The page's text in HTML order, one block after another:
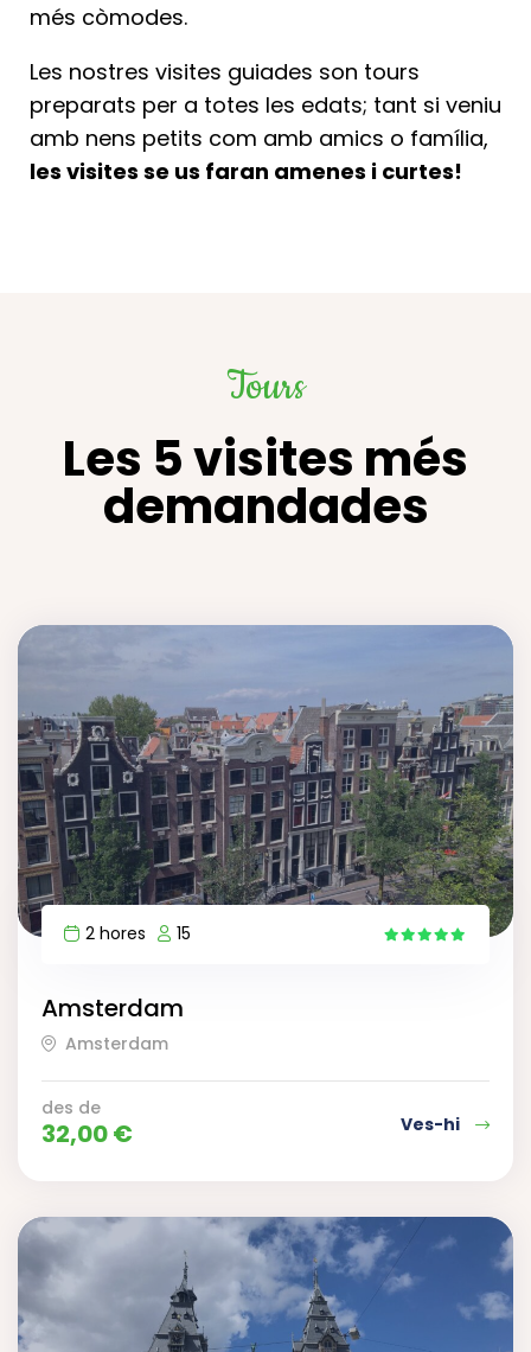
més còmodes.
Les nostres visites guiades son tours
preparats per a totes les edats; tant si veniu
amb nens petits com amb amics o família,
les visites se us faran amenes i curtes!
Tours
Les 5 visites més
demandades
2 hores
15
Amsterdam
Amsterdam
des de
32,00€ Ves-hi